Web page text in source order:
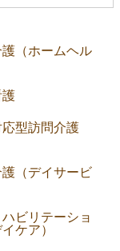
（ホームヘル
護
型訪問介護
（デイサービ
ビリテーショ
ケア）